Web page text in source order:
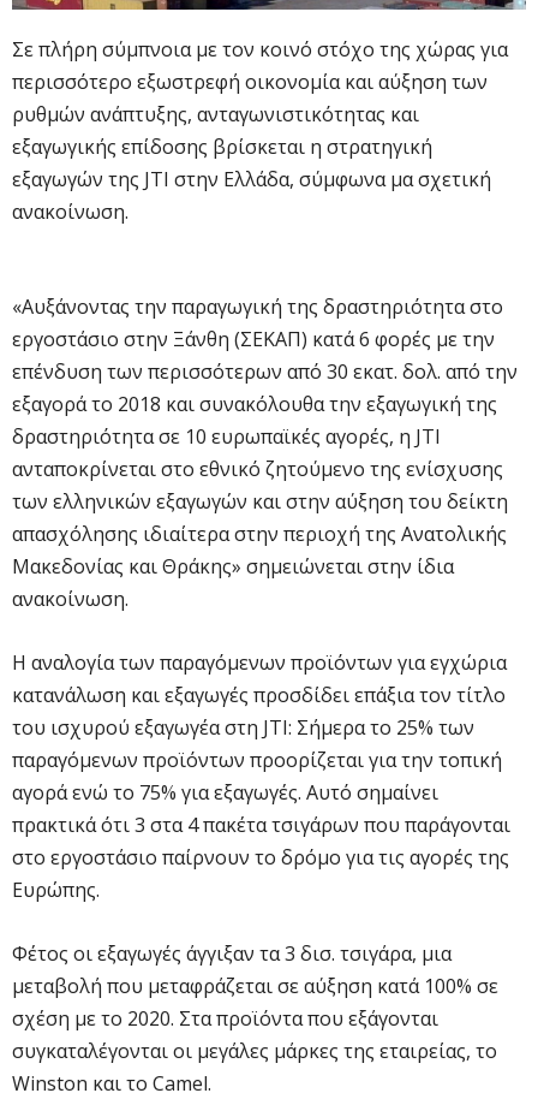
Σε πλήρη σύμπνοια με τον κοινό στόχο της χώρας για
περισσότερο εξωστρεφή οικονομία και αύξηση των
ρυθμών ανάπτυξης, ανταγωνιστικότητας και
εξαγωγικής επίδοσης βρίσκεται η στρατηγική
εξαγωγών της JTI στην Ελλάδα, σύμφωνα μα σχετική
ανακοίνωση.
«Αυξάνοντας την παραγωγική της δραστηριότητα στο
εργοστάσιο στην Ξάνθη (ΣΕΚΑΠ) κατά 6 φορές με την
επένδυση των περισσότερων από 30 εκατ. δολ. από την
εξαγορά το 2018 και συνακόλουθα την εξαγωγική της
δραστηριότητα σε 10 ευρωπαϊκές αγορές, η JTI
ανταποκρίνεται στο εθνικό ζητούμενο της ενίσχυσης
των ελληνικών εξαγωγών και στην αύξηση του δείκτη
απασχόλησης ιδιαίτερα στην περιοχή της Ανατολικής
Μακεδονίας και Θράκης» σημειώνεται στην ίδια
ανακοίνωση.
Η αναλογία των παραγόμενων προϊόντων για εγχώρια
κατανάλωση και εξαγωγές προσδίδει επάξια τον τίτλο
του ισχυρού εξαγωγέα στη JTI: Σήμερα το 25% των
παραγόμενων προϊόντων προορίζεται για την τοπική
αγορά ενώ το 75% για εξαγωγές. Αυτό σημαίνει
πρακτικά ότι 3 στα 4 πακέτα τσιγάρων που παράγονται
στο εργοστάσιο παίρνουν το δρόμο για τις αγορές της
Ευρώπης.
Φέτος οι εξαγωγές άγγιξαν τα 3 δισ. τσιγάρα, μια
μεταβολή που μεταφράζεται σε αύξηση κατά 100% σε
σχέση με το 2020. Στα προϊόντα που εξάγονται
συγκαταλέγονται οι μεγάλες μάρκες της εταιρείας, το
Winston και το Camel.